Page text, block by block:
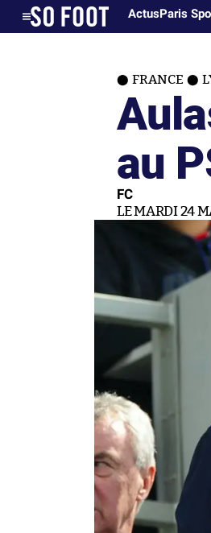
ActusParis
FRANCE
au
FC
LE MARDI 24